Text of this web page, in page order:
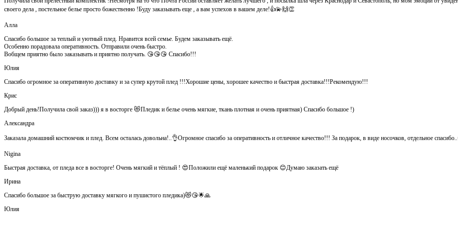
своего дела , постельное белье просто божественно !Буду заказывать еще , а вам успехов в вашем деле!👍💫🙌👏
Алла
Спасибо большое за теплый и уютный плед. Нравится всей семье. Будем заказывать ещё.
Особенно порадовала оперативность. Отправили очень быстро.
Вобщем приятно было заказывать и приятно получать. 😘😘😘 Спасибо!!!
Юлия
Спасибо огромное за оперативную доставку и за супер крутой плед !!!Хорошие цены, хорошее качество и быстрая доставка!!!Рекомендую!!!
Крис
Добрый день!Получила свой заказ))) я в восторге 😻Пледик и белье очень мягкие, ткань плотная и очень приятная) Спасибо большое !)
Александра
Заказала домашний костюмчик и плед. Всем осталась довольна!..👌Огромное спасибо за оперативность и отличное качество!!! За подарок, в виде носочков, отдельное
Nigina
Быстрая доставка, от пледа все в восторге! Очень мягкий и тёплый ! 😍Положили ещё маленький подарок 😊Думаю заказать ещё
Ирина
Спасибо большое за быструю доставку мягкого и пушистого пледика)😻😘🌟🙏
Юлия